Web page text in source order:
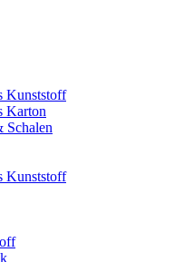
Kunststoff
Karton
Schalen
Kunststoff